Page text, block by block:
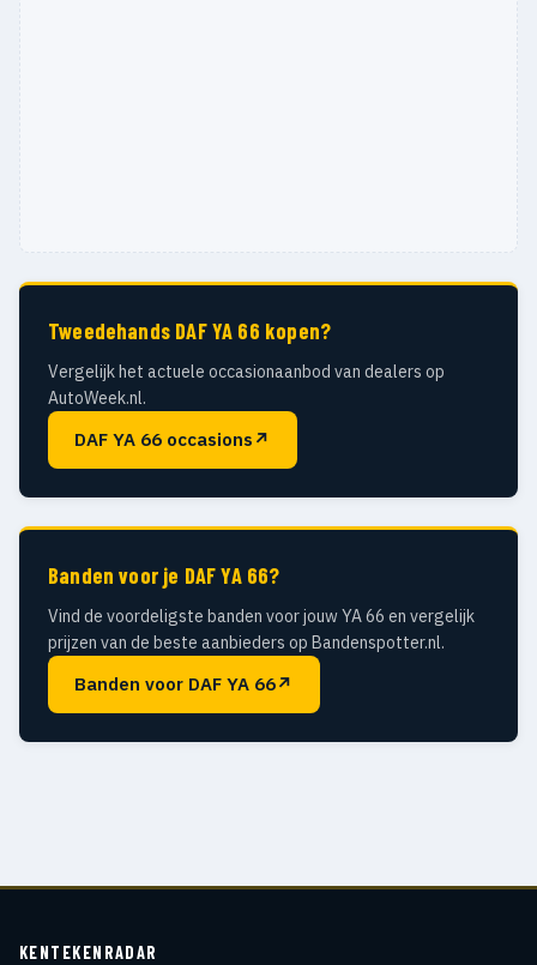
Tweedehands DAF YA 66 kopen?
Vergelijk het actuele occasionaanbod van dealers op
AutoWeek.nl.
DAF YA 66 occasions ↗
Banden voor je DAF YA 66?
Vind de voordeligste banden voor jouw YA 66 en vergelijk
prijzen van de beste aanbieders op Bandenspotter.nl.
Banden voor DAF YA 66↗
KENTEKENRADAR